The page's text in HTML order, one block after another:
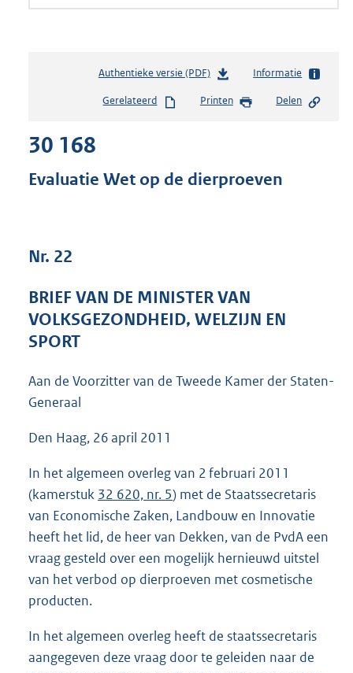
Authentieke versie (PDF)b
s
s
e
:
b
Informatie
Gerelateerd Printen Delen
30 168
Evaluatie Wet op de dierproeven
Nr. 22
BRIEF VAN DE MINISTER VAN
VOLKSGEZONDHEID, WELZIJN EN
SPORT
Aan de Voorzitter van de Tweede Kamer der Staten-
Generaal
Den Haag, 26 april 2011
In het algemeen overleg van 2 februari 2011
(kamerstuk 32 620, nr. 5) met de Staatssecretaris
van Economische Zaken, Landbouw en Innovatie
heeft het lid, de heer van Dekken, van de PvdA een
vraag gesteld over een mogelijk hernieuwd uitstel
van het verbod op dierproeven met cosmetische
producten.
In het algemeen overleg heeft de staatssecretaris
aangegeven deze vraag door te geleiden naar de